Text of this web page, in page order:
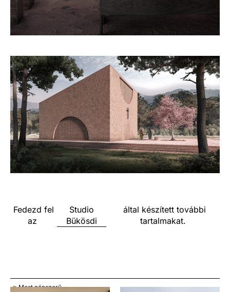
Fedezd fel
az
Studio
Bükösdi
által készített további
tartalmakat.
Most népszerű